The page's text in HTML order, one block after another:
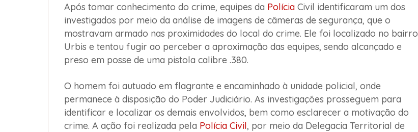
Após tomar conhecimento do crime, equipes da PolíciaCivil identificaram um dos
investigados por meio da análise de imagens de câmeras de segurança, que o
mostravam armado nas proximidades do local do crime. Ele foi localizado no bairro
Urbis e tentou fugir ao perceber a aproximação das equipes, sendo alcançado e
preso em posse de uma pistola calibre .380.
O homem foi autuado em flagrante e encaminhado à unidade policial, onde
permanece à disposição do Poder Judiciário. As investigações prosseguem para
identificar e localizar os demais envolvidos, bem como esclarecer a motivação do
crime. A ação foi realizada pela Polícia Civil, por meio da Delegacia Territorial de